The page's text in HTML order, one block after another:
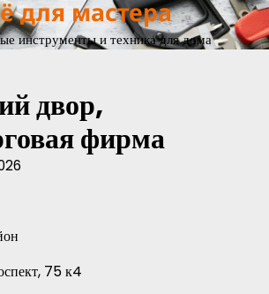
для мастера
инструменты и техника для дома
двор,
фирма
75 к4